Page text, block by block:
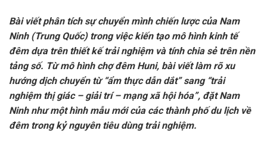
Bài viết phân tích sự chuyển mình chiến lược của Nam
Ninh (Trung Quốc) trong việc kiến tạo mô hình kinh tế
đêm dựa trên thiết kế trải nghiệm và tính chia sẻ trên nền
tảng số. Từ mô hình chợ đêm Huni, bài viết làm rõ xu
hướng dịch chuyển từ “ẩm thực dẫn dắt” sang “trải
nghiệm thị giác – giải trí – mạng xã hội hóa”, đặt Nam
Ninh như một hình mẫu mới của các thành phố du lịch về
đêm trong kỷ nguyên tiêu dùng trải nghiệm.